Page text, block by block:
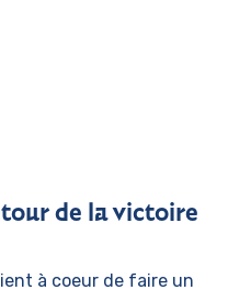
de la victoire
à coeur de faire un